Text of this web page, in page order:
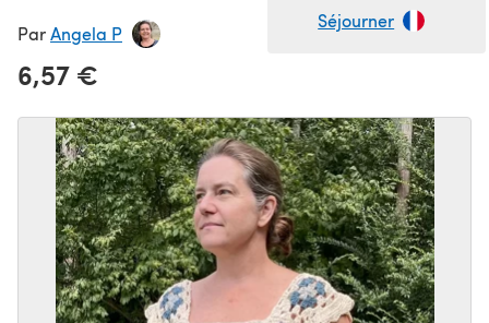
Séjourner
ParAngela P
6,57 €